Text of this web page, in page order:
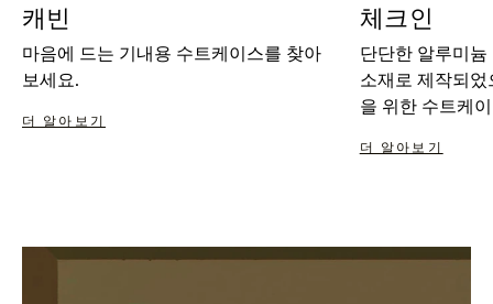
캐빈
마음에 드는 기내용 수트케이스를 찾아
보세요.
더 알아보기
체크인
단단한 알루미
소재로 제작되
을 위한 수트케
더 알아보기